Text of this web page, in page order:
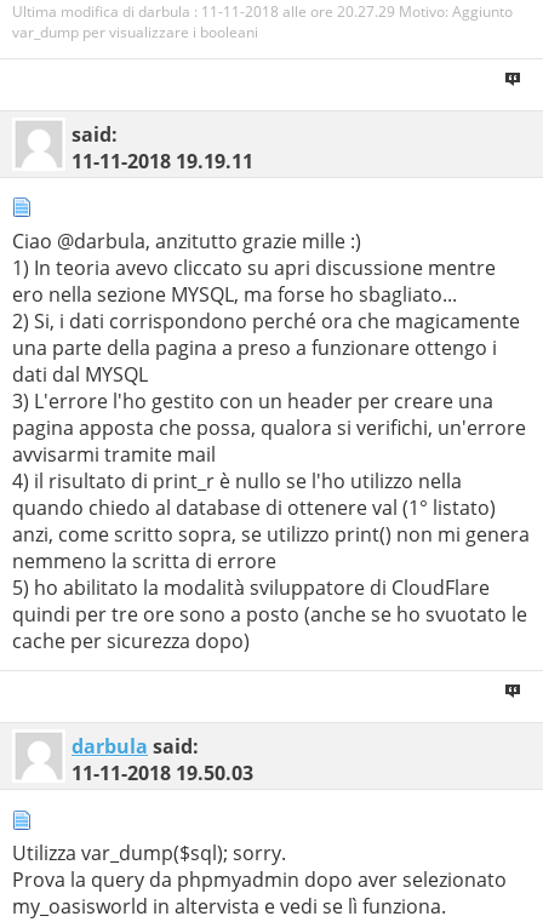
Ultima modifica di darbula : 11-11-2018 alle ore 20.27.29 Motivo: Aggiunto
var_dump per visualizzare i booleani
said:
11-11-2018 19.19.11
Ciao @darbula, anzitutto grazie mille :)
1) In teoria avevo cliccato su apri discussione mentre
ero nella sezione MYSQL, ma forse ho sbagliato...
2) Si, i dati corrispondono perché ora che magicamente
una parte della pagina a preso a funzionare ottengo i
dati dal MYSQL
3) L'errore l'ho gestito con un header per creare una
pagina apposta che possa, qualora si verifichi, un'errore
avvisarmi tramite mail
4) il risultato di print_r è nullo se l'ho utilizzo nella
quando chiedo al database di ottenere val (1° listato)
anzi, come scritto sopra, se utilizzo print() non mi genera
nemmeno la scritta di errore
5) ho abilitato la modalità sviluppatore di CloudFlare
quindi per tre ore sono a posto (anche se ho svuotato le
cache per sicurezza dopo)
darbula said:
11-11-2018 19.50.03
Utilizza var_dump($sql); sorry.
Prova la query da phpmyadmin dopo aver selezionato
my_oasisworld in altervista e vedi se lì funziona.